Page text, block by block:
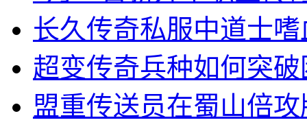
长久传奇私服中道士
超变传奇兵种如何突
盟重传送员在蜀山倍